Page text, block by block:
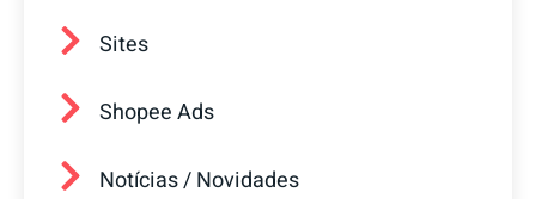
Sites
Shopee Ads
Notícias / Novidades